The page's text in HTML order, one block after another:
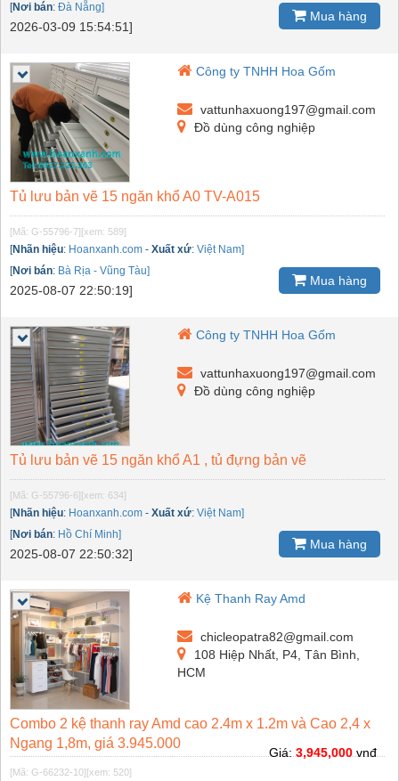
[Nơi bán: Đà Nẵng]
2026-03-09 15:54:51]
Mua hàng
Công ty TNHH Hoa Gốm
vattunhaxuong197@gmail.com
Đồ dùng công nghiệp
Tủ lưu bản vẽ 15 ngăn khổ A0 TV-A015
[Mã: G-55796-7] [xem: 589]
[Nhãn hiệu: Hoanxanh.com - Xuất xứ: Việt Nam]
[Nơi bán: Bà Rịa - Vũng Tàu]
2025-08-07 22:50:19]
Mua hàng
Công ty TNHH Hoa Gốm
vattunhaxuong197@gmail.com
Đồ dùng công nghiệp
Tủ lưu bản vẽ 15 ngăn khổ A1 , tủ đựng bản vẽ
[Mã: G-55796-6] [xem: 634]
[Nhãn hiệu: Hoanxanh.com - Xuất xứ: Việt Nam]
[Nơi bán: Hồ Chí Minh]
2025-08-07 22:50:32]
Mua hàng
Kệ Thanh Ray Amd
chicleopatra82@gmail.com
108 Hiệp Nhất, P4, Tân Bình,
HCM
Combo 2 kệ thanh ray Amd cao 2.4m x 1.2m và Cao 2,4 x
Ngang 1,8m, giá 3.945.000
[Mã: G-66232-10] [xem: 520]
Giá:3,945,000vnđ